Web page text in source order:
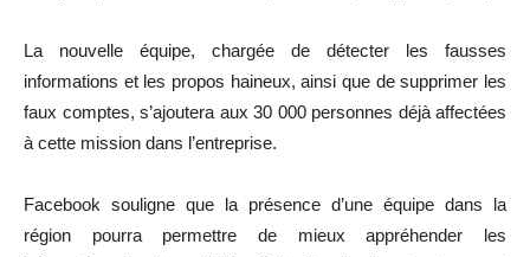
La nouvelle équipe, chargée de détecter les fausses
informations et les propos haineux, ainsi que de supprimer les
faux comptes, s’ajoutera aux 30 000 personnes déjà affectées
à cette mission dans l’entreprise.
Facebook souligne que la présence d’une équipe dans la
région pourra permettre de mieux appréhender les